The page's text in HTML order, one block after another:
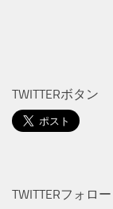
TWITTERボタン
TWITTERフォロー